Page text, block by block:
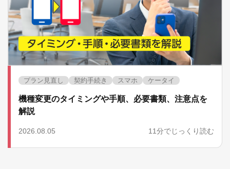
プラン見直し 契約手続き スマホ ケータイ
機種変更のタイミングや手順、必要書類、注意点を
解説
2026.08.05 11分でじっくり読む